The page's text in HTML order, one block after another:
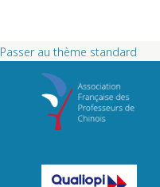
Passer au thème standard